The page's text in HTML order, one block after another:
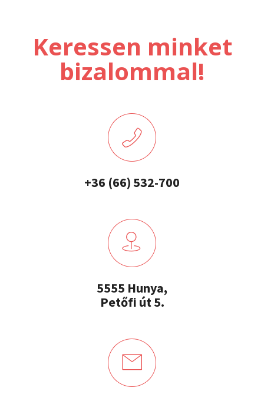
Keressen minket
bizalommal!
+36 (66) 532-700
5555 Hunya,
Petőfi út 5.